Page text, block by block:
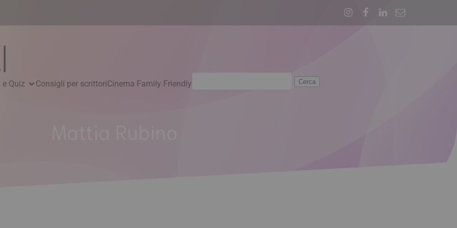
e Quiz Consigli per scrittoriCinema Family Friendlyper: